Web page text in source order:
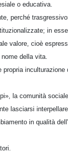
o educativa.
perché
in
valore, cioè
della vita.
inculturazione
la comunità
lasciarsi
in qualità